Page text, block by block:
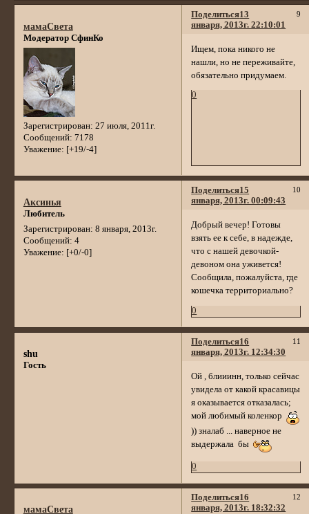
Поделиться 9
13
января, 2013г. 22:10:01
мамаСвета
Модератор СфинКо
Зарегистрирован: 27 июля, 2011г.
Сообщений: 7178
Уважение: [+19/-4]
Ищем, пока никого не
нашли, но не переживайте,
обязательно придумаем.
0
Поделиться 10
15
января, 2013г. 00:09:43
Аксинья
Любитель
Зарегистрирован: 8 января, 2013г.
Сообщений: 4
Уважение: [+0/-0]
Добрый вечер! Готовы
взять ее к себе, в надежде,
что с нашей девочкой-
девоном она уживется!
Сообщила, пожалуйста, где
кошечка территориально?
0
Поделиться 11
16
января, 2013г. 12:34:30
shu
Гость
Ой , блииинн, только сейчас
увидела от какой красавицы
я оказывается отказалась;
мой любимый коленкор
)) зналаб ... наверное не
выдержала бы
0
Поделиться 12
16
января, 2013г. 18:32:32
мамаСвета